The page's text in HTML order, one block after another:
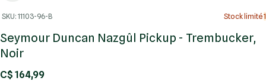
SKU: 11103-96-B Stock limité1
Seymour Duncan Nazgûl Pickup - Trembucker,
Noir
C$ 164,99